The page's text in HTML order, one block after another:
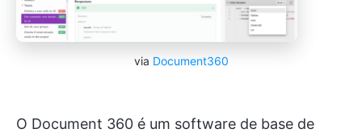
via Document360
O Document 360 é um software de base de